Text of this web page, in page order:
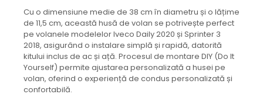
Mecanice
Electrice
Hidraulice
Motoare electrice si pompe
SÖRENSEN
Mecanice
Cu o dimensiune medie de 38 cm în diametru și o lățime
de 11,5 cm, această husă de volan se potrivește perfect
pe volanele modelelor Iveco Daily 2020 și Sprinter 3
2018, asigurând o instalare simplă și rapidă, datorită
kitului inclus de ac și ață. Procesul de montare DIY (Do It
Yourself) permite ajustarea personalizată a husei pe
volan, oferind o experiență de condus personalizată și
confortabilă.